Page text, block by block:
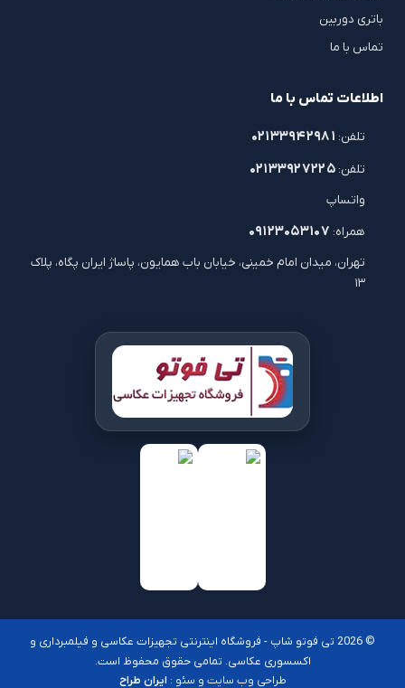
باتری دوربین
تماس با ما
اطلاعات تماس با ما
تلفن: ۰۲۱۳۳۹۴۲۹۸۱
تلفن: ۰۲۱۳۳۹۲۷۲۲۵
واتساپ
همراه: ۰۹۱۲۳۰۵۳۱۰۷
تهران، میدان امام خمینی، خیابان باب همایون، پاساژ ایران پگاه، پلاک
۱۳
© 2026 تی فوتو شاپ - فروشگاه اینترنتی تجهیزات عکاسی و فیلمبرداری و
اکسسوری عکاسی. تمامی حقوق محفوظ است.
طراحی وب سایت و سئو : ایران طراح